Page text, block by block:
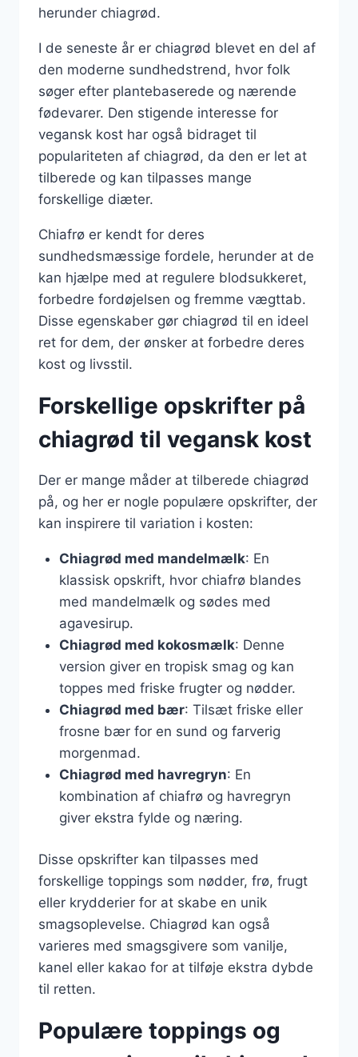
herunder chiagrød.
I de seneste år er chiagrød blevet en del af
den moderne sundhedstrend, hvor folk
søger efter plantebaserede og nærende
fødevarer. Den stigende interesse for
vegansk kost har også bidraget til
populariteten af chiagrød, da den er let at
tilberede og kan tilpasses mange
forskellige diæter.
Chiafrø er kendt for deres
sundhedsmæssige fordele, herunder at de
kan hjælpe med at regulere blodsukkeret,
forbedre fordøjelsen og fremme vægttab.
Disse egenskaber gør chiagrød til en ideel
ret for dem, der ønsker at forbedre deres
kost og livsstil.
Forskellige opskrifter på
chiagrød til vegansk kost
Der er mange måder at tilberede chiagrød
på, og her er nogle populære opskrifter, der
kan inspirere til variation i kosten:
Chiagrød med mandelmælk: En
klassisk opskrift, hvor chiafrø blandes
med mandelmælk og sødes med
agavesirup.
Chiagrød med kokosmælk: Denne
version giver en tropisk smag og kan
toppes med friske frugter og nødder.
Chiagrød med bær: Tilsæt friske eller
frosne bær for en sund og farverig
morgenmad.
Chiagrød med havregryn: En
kombination af chiafrø og havregryn
giver ekstra fylde og næring.
Disse opskrifter kan tilpasses med
forskellige toppings som nødder, frø, frugt
eller krydderier for at skabe en unik
smagsoplevelse. Chiagrød kan også
varieres med smagsgivere som vanilje,
kanel eller kakao for at tilføje ekstra dybde
til retten.
Populære toppings og